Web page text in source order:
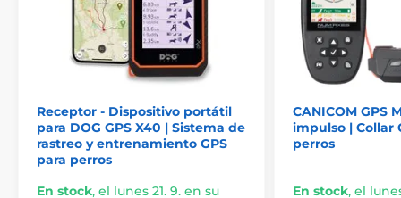
de llevar para gatos con un peso superior a 4 kg.
Incluye un clip para collar compatible con la mayoría
de collares para gatos.
Resumen de características
La frecuencia de actualización de la ubicación del
animal depende de la intensidad de su movimiento
Función Live tracking: el seguimiento en vivo
permite mostrar la posición del gato cada 2–3
segundos
Receptor - Dispositivo portátil
para DOG GPS X40 | Sistema de
rastreo y entrenamiento GPS
para perros
En stock, el lunes 21. 9. en su
CANICOM GPS
impulso | Collar
perros
En stock, el